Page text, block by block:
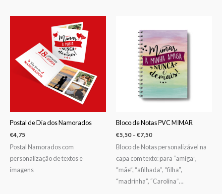
Postal de Dia dos Namorados
€4,75
Postal Namorados com
personalização de textos e
imagens
Bloco de Notas PVC MIMAR
€5,50 – €7,50
€5,50
through
€7,50
Bloco de Notas personalizável na
capa com texto: para “amiga”,
“mãe”, “afilhada”, “filha”,
“madrinha”, “Carolina”…